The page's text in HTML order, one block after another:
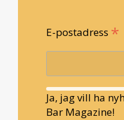
E-postadress *
Ja, jag vill ha
Bar Magazine!